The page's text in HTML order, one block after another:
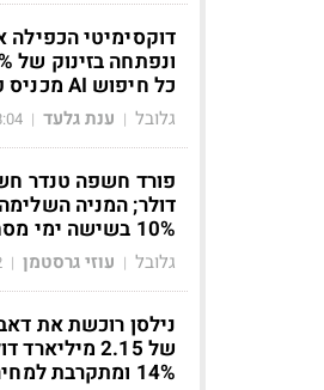
דוקסימיטי הכפילה
כל חיפוש AI מכניס פי 10 מהעלות ש
גלובל | ענת גלעד |
דולר; המניה
10% בשישה ימי מסחר
גלובל | עוזי גרסטמן |
נילסן רוכשת את
של 2.15
14% ומתקרבת למחיר ההצעה